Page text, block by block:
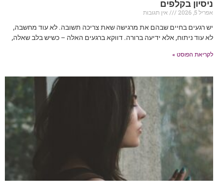
ניסיון בקלפים
אפריל 5, 2026
אין תגובות
יש רגעים בחיים שבהם את מרגישה שאת צריכה תשובה. לא עוד מחשבה,
לא עוד ניתוח, אלא ידיעה ברורה. דווקא ברגעים האלה – כשיש בלב שאלה,
לקריאת הפוסט »